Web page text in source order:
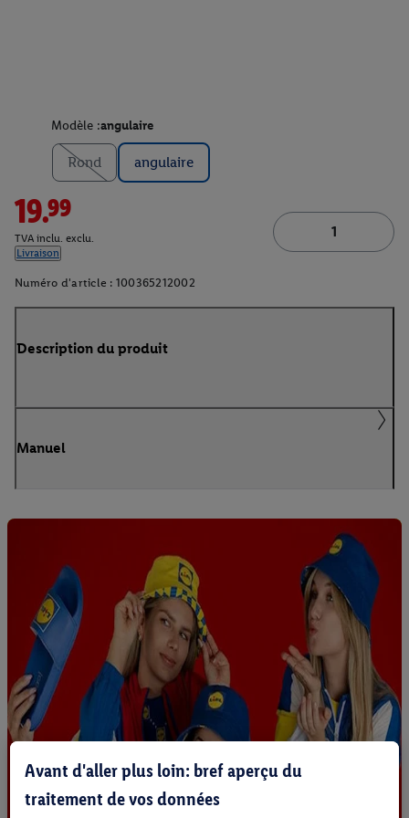
Modèle :angulaire
Rond angulaire
19.99
TVA inclu. exclu.
Livraison
Numéro d'article : 100365212002
Description du produit
Manuel
Avant d'aller plus loin: bref aperçu du
traitement de vos données